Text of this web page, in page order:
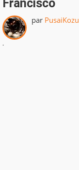
Francisco
par PusaiKozu
.